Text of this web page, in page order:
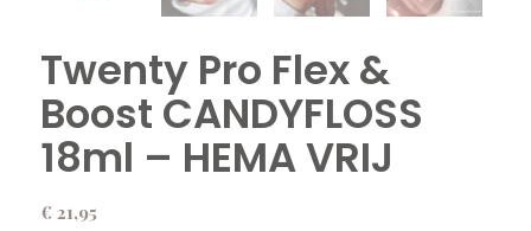
Twenty Pro Flex &
Boost CANDYFLOSS
18ml – HEMA VRIJ
€ 21,95